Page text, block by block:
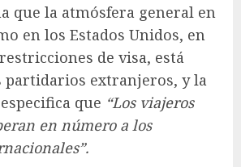
que la atmósfera general en
en los Estados Unidos, en
de visa, está
partidarios extranjeros, y la
que “Los viajeros
en número a los